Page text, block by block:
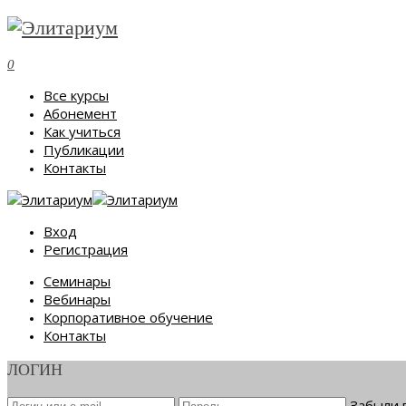
0
Все курсы
Абонемент
Как учиться
Публикации
Контакты
Вход
Регистрация
Семинары
Вебинары
Корпоративное обучение
Контакты
ЛОГИН